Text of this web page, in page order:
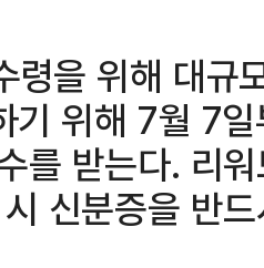
령을 위해 대규
기 위해 7월 7
를 받는다. 리
신분증을 반